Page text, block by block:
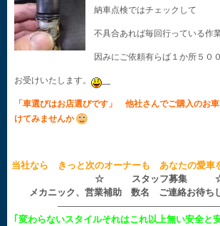
納車点検ではチェックして
不具合あれば毎回行っている作
因みにご依頼有らば１か所５０
お受けいたします。
「車選びはお店選びです」 他社さんでご購入のお
けてみませんか
当社なら きっと次のオーナーも あなたの愛車
☆ スタッフ募集
メカニック、営業補助 数名 ご連絡お待ちし
｢変わらないスタイルそれはこれ以上無い安全と